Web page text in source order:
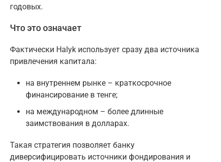
годовых.
Что это означает
Фактически Halyk использует сразу два источника
привлечения капитала:
на внутреннем рынке – краткосрочное
финансирование в тенге;
на международном – более длинные
заимствования в долларах.
Такая стратегия позволяет банку
диверсифицировать источники фондирования и